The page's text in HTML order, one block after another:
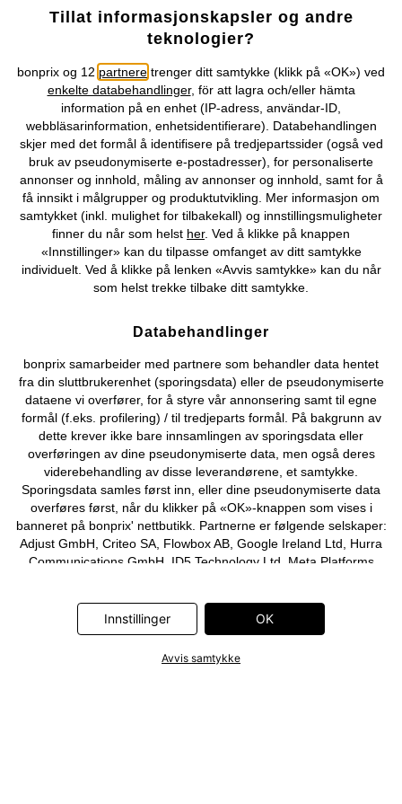
Selskapet
Topkategorier / Sesongvarer
Du kan også finne oss på
Kjøpsvilkår Personopplysninger Cookie-innstillinger
Om Oss Angre kjøp
©2026 bonprix.
Tillat informasjonskapsler og andre
teknologier?
bonprix og 12 partnere trenger ditt samtykke (klikk på «OK») ved
enkelte databehandlinger, för att lagra och/eller hämta
information på en enhet (IP-adress, användar-ID,
webbläsarinformation, enhetsidentifierare). Databehandlingen
skjer med det formål å identifisere på tredjepartssider (også ved
bruk av pseudonymiserte e-postadresser), for personaliserte
annonser og innhold, måling av annonser og innhold, samt for å
få innsikt i målgrupper og produktutvikling. Mer informasjon om
samtykket (inkl. mulighet for tilbakekall) og innstillingsmuligheter
finner du når som helst her. Ved å klikke på knappen
«Innstillinger» kan du tilpasse omfanget av ditt samtykke
individuelt. Ved å klikke på lenken «Avvis samtykke» kan du når
som helst trekke tilbake ditt samtykke.
Databehandlinger
bonprix samarbeider med partnere som behandler data hentet
fra din sluttbrukerenhet (sporingsdata) eller de pseudonymiserte
dataene vi overfører, for å styre vår annonsering samt til egne
formål (f.eks. profilering) / til tredjeparts formål. På bakgrunn av
dette krever ikke bare innsamlingen av sporingsdata eller
overføringen av dine pseudonymiserte data, men også deres
viderebehandling av disse leverandørene, et samtykke.
Sporingsdata samles først inn, eller dine pseudonymiserte data
overføres først, når du klikker på «OK»-knappen som vises i
banneret på bonprix' nettbutikk. Partnerne er følgende selskaper:
Adjust GmbH, Criteo SA, Flowbox AB, Google Ireland Ltd, Hurra
Communications GmbH, ID5 Technology Ltd, Meta Platforms
Technologies UK Ltd. Ytterligere informasjon om
databehandlingene utført av disse partnerne finner du i
. Informasjonen er også tilgjengelig via en
lenke i banneret.
Innstillinger OK
Avvis samtykke